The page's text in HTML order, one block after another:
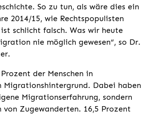
So zu tun, als wäre dies ein
2014/15, wie Rechtspopulisten
schlicht falsch. Was wir heute
nie möglich gewesen“, so Dr.
der Menschen in
Migrationshintergrund. Dabei haben
Migrationserfahrung, sondern
von Zugewanderten. 16,5 Prozent